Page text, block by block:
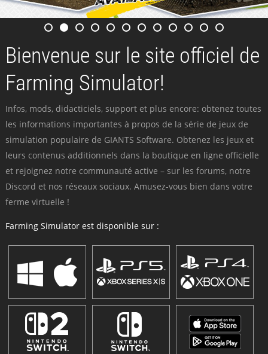
Bienvenue sur le site officiel de
Farming Simulator!
Infos, mods, didacticiels, support et plus encore: obtenez toutes
les informations importantes à propos de la série de jeux de
simulation populaire de GIANTS Software. Obtenez les jeux et
leurs contenus additionnels dans la boutique en ligne officielle
et rejoignez notre communauté active – sur les forums, notre
Discord et nos réseaux sociaux. Amusez-vous bien dans votre
ferme virtuelle !
Farming Simulator est disponible sur :